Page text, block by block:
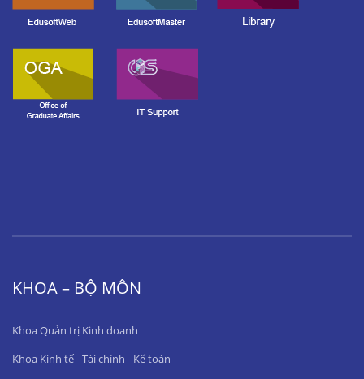
KHOA – BỘ MÔN
Khoa Quản trị Kinh doanh
Khoa Kinh tế - Tài chính - Kế toán